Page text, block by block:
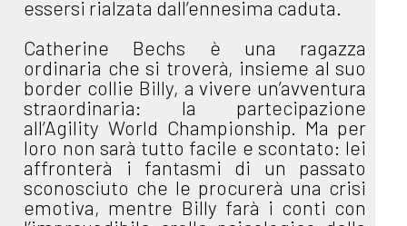
essersi rialzata dall’ennesima caduta.
Catherine Bechs è una ragazza
ordinaria che si troverà, insieme al suo
border collie Billy, a vivere un’avventura
straordinaria: la partecipazione
all’Agility World Championship. Ma per
loro non sarà tutto facile e scontato: lei
affronterà i fantasmi di un passato
sconosciuto che le procurerà una crisi
emotiva, mentre Billy farà i conti con